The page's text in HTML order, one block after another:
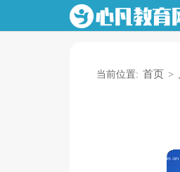
当前位置: 首页 >